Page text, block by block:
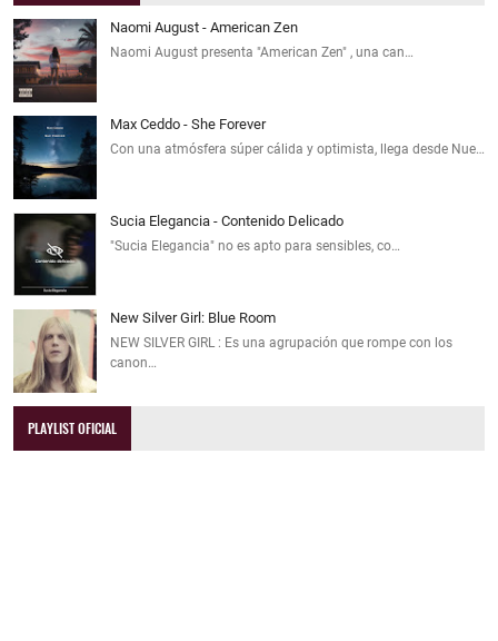
Naomi August - American Zen
Naomi August presenta "American Zen" , una can…
Max Ceddo - She Forever
Con una atmósfera súper cálida y optimista, llega desde Nue…
Sucia Elegancia - Contenido Delicado
"Sucia Elegancia" no es apto para sensibles, co…
New Silver Girl: Blue Room
NEW SILVER GIRL : Es una agrupación que rompe con los
canon…
PLAYLIST OFICIAL